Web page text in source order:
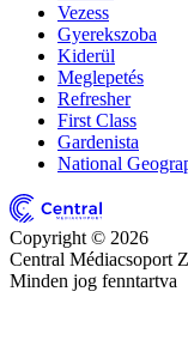
Vezess
Gyerekszoba
Kiderül
Meglepetés
Refresher
First Class
Gardenista
National
Copyright © 2026
Central Médiacsoport
Minden jog fenntartva